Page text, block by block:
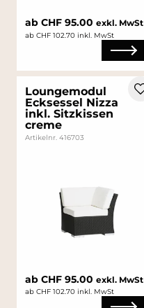
ab CHF 95.00 exkl. MwSt
ab CHF 102.70 inkl. MwSt
Loungemodul
Ecksessel Nizza
inkl. Sitzkissen
creme
Artikelnr. 416703
ab CHF 95.00 exkl. MwSt
ab CHF 102.70 inkl. MwSt